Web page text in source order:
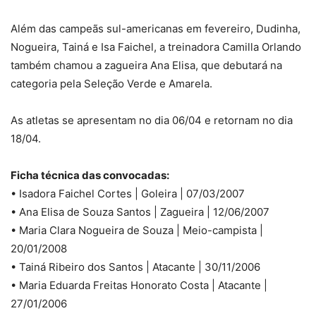
Além das campeãs sul-americanas em fevereiro, Dudinha,
Nogueira, Tainá e Isa Faichel, a treinadora Camilla Orlando
também chamou a zagueira Ana Elisa, que debutará na
categoria pela Seleção Verde e Amarela.
As atletas se apresentam no dia 06/04 e retornam no dia
18/04.
Ficha técnica das convocadas:
• Isadora Faichel Cortes | Goleira | 07/03/2007
• Ana Elisa de Souza Santos | Zagueira | 12/06/2007
• Maria Clara Nogueira de Souza | Meio-campista |
20/01/2008
• Tainá Ribeiro dos Santos | Atacante | 30/11/2006
• Maria Eduarda Freitas Honorato Costa | Atacante |
27/01/2006